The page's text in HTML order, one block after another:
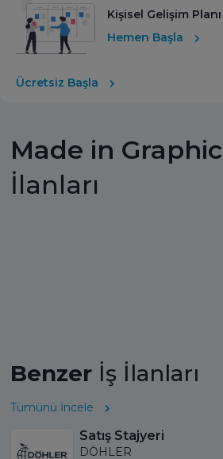
Kişisel Gelişim Planı
Hemen Başla
Ücretsiz Başla
Made in Graphic
İlanları
Benzer İş İlanları
Tümünü İncele
Satış Stajyeri
DÖHLER